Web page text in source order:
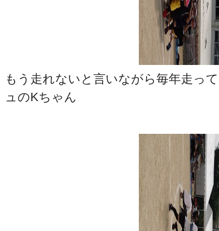
もう走れないと言いながら毎年走っ
ュのKちゃん